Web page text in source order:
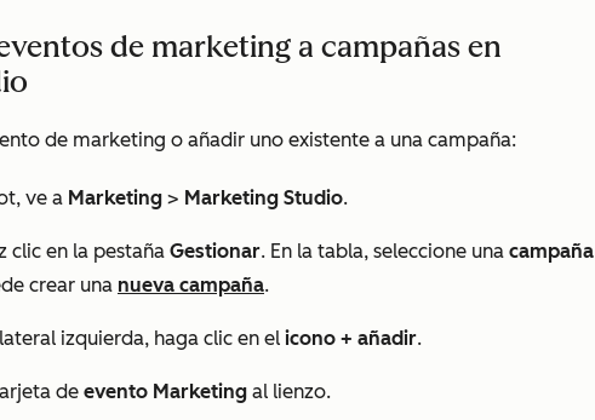
de marketing a campañas en
de marketing o añadir uno existente a una campaña:
ve a Marketing > Marketing Studio.
clic en la pestaña Gestionar. En la tabla, seleccione una campaña
crear una nueva campaña.
izquierda, haga clic en el icono + añadir.
de evento Marketing al lienzo.